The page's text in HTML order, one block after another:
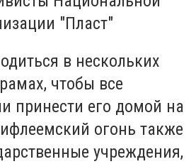
"Пласт"
в нескольких
чтобы все
принести его домой на
огонь также
учреждения,